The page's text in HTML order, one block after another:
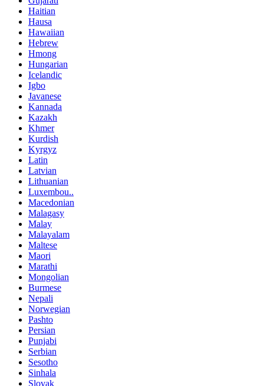
Haitian
Hausa
Hawaiian
Hebrew
Hmong
Hungarian
Icelandic
Igbo
Javanese
Kannada
Kazakh
Khmer
Kurdish
Kyrgyz
Latin
Latvian
Lithuanian
Luxembou..
Macedonian
Malagasy
Malay
Malayalam
Maltese
Maori
Marathi
Mongolian
Burmese
Nepali
Norwegian
Pashto
Persian
Punjabi
Serbian
Sesotho
Sinhala
Slovak